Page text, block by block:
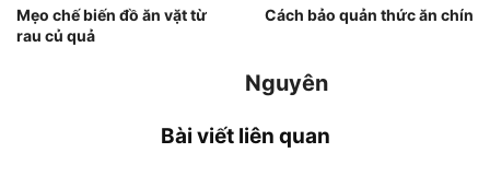
Mẹo chế biến đồ ăn vặt từ
rau củ quả
Cách bảo quản thức ăn chín
Nguyên
Bài viết liên quan